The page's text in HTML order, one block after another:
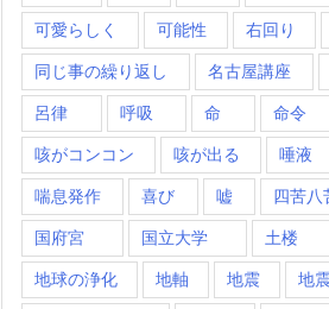
可愛らしく 可能性 右回り
同じ事の繰り返し 名古屋講座
呂律 呼吸 命 命令
咳がコンコン 咳が出る 唾液
喘息発作 喜び 嘘 四苦八
国府宮 国立大学 土楼
地球の浄化 地軸 地震 地